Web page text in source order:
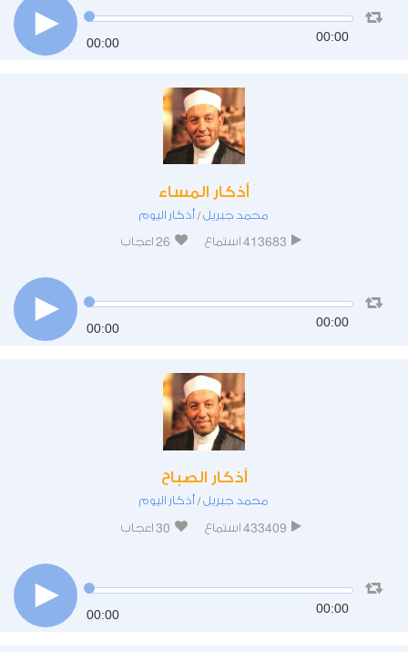
00:00 00:00
أذكار المساء
محمد جبريل/أذكار اليوم
413683 استماع 26 اعجاب
00:00 00:00
أذكار الصباح
محمد جبريل/أذكار اليوم
433409 استماع 30 اعجاب
00:00 00:00